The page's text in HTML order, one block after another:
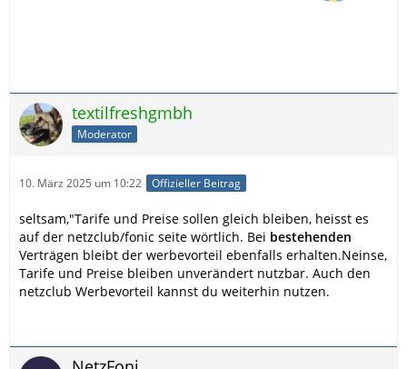
textilfreshgmbh
Moderator
10. März 2025 um 10:22 Offizieller Beitrag
seltsam,"Tarife und Preise sollen gleich bleiben, heisst es
auf der netzclub/fonic seite wörtlich. Bei bestehenden
Verträgen bleibt der werbevorteil ebenfalls erhalten.Neinse,
Tarife und Preise bleiben unverändert nutzbar. Auch den
netzclub Werbevorteil kannst du weiterhin nutzen.